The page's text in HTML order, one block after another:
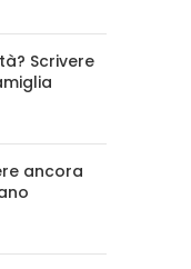
Scrivere
ancora